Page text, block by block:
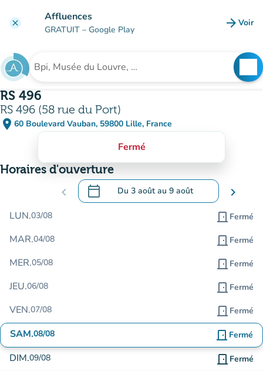
clear Affluences
GRATUIT – Google Play arrow_forward Voir
Rechercher un établissement
RS 496
RS 496 (58 rue du Port)
place 60 Boulevard Vauban, 59800 Lille, France
(ouvrir dans Google Maps)
(nouvel onglet)
Fermé
Horaires d'ouverture
chevron_left calendar_today Du 3 aoûtau 9 août
.Ouvrir le calendrier pour changer de
chevron_right
LUN.03/08 door_front Fermé
MAR.04/08 door_front Fermé
MER.05/08 door_front Fermé
JEU.06/08 door_front Fermé
VEN.07/08 door_front Fermé
SAM.08/08 door_front Fermé
DIM.09/08 door_front Fermé